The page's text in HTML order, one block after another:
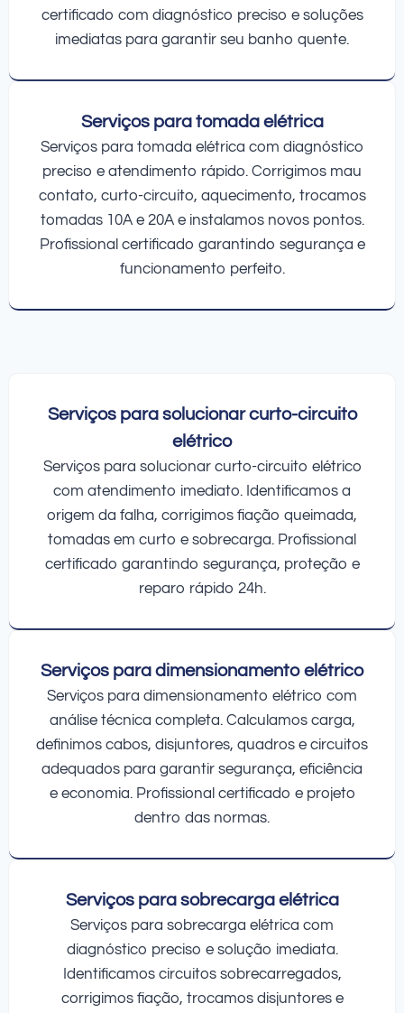
certificado com diagnóstico preciso e soluções
imediatas para garantir seu banho quente.
Serviços para tomada elétrica
Serviços para tomada elétrica com diagnóstico
preciso e atendimento rápido. Corrigimos mau
contato, curto-circuito, aquecimento, trocamos
tomadas 10A e 20A e instalamos novos pontos.
Profissional certificado garantindo segurança e
funcionamento perfeito.
Serviços para solucionar curto-circuito
elétrico
Serviços para solucionar curto-circuito elétrico
com atendimento imediato. Identificamos a
origem da falha, corrigimos fiação queimada,
tomadas em curto e sobrecarga. Profissional
certificado garantindo segurança, proteção e
reparo rápido 24h.
Serviços para dimensionamento elétrico
Serviços para dimensionamento elétrico com
análise técnica completa. Calculamos carga,
definimos cabos, disjuntores, quadros e circuitos
adequados para garantir segurança, eficiência
e economia. Profissional certificado e projeto
dentro das normas.
Serviços para sobrecarga elétrica
Serviços para sobrecarga elétrica com
diagnóstico preciso e solução imediata.
Identificamos circuitos sobrecarregados,
corrigimos fiação, trocamos disjuntores e